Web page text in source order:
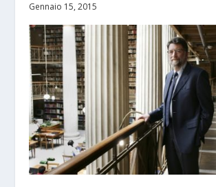
Gennaio 15, 2015